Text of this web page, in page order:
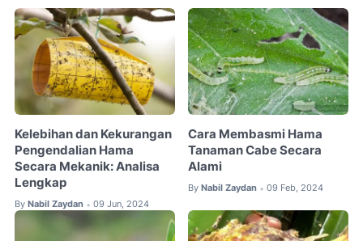
Kelebihan dan Kekurangan
Pengendalian Hama
Secara Mekanik: Analisa
Lengkap
By Nabil Zaydan • 09 Jun, 2024
Cara Membasmi Hama
Tanaman Cabe Secara
Alami
By Nabil Zaydan • 09 Feb, 2024